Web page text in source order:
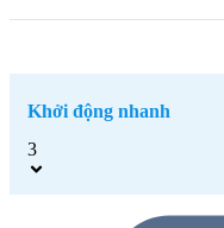
Khởi động nhanh
3